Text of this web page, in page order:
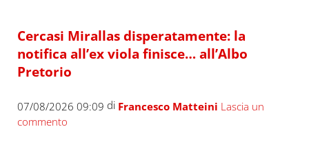
Cercasi Mirallas disperatamente: la
notifica all’ex viola finisce… all’Albo
Pretorio
07/08/2026 09:09 di Francesco Matteini Lascia un
commento